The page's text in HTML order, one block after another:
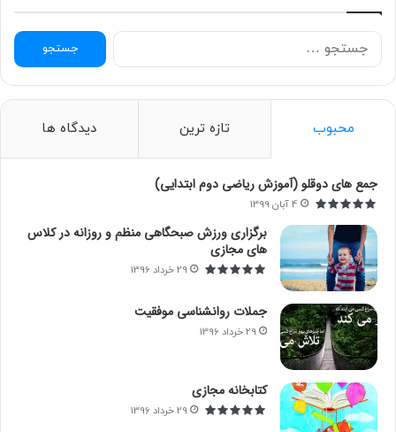
ج
س
ج
محبوب تازه ترین دیدگاه ها
جمع های دوقلو (آموزش ریاضی دوم ابتدایی)
4 آبان 1399
برگزاری ورزش صبحگاهی منظم و روزانه در کلاس
های مجازی
29 خرداد 1396
جملات روانشناسی موفقیت
29 خرداد 1396
کتابخانه مجازی
29 خرداد 1396